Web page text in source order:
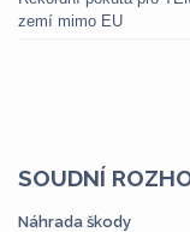
zemí mimo EU
SOUDNÍ
Náhrada škody